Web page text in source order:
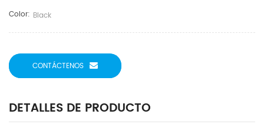
Color: Black
CONTÁCTENOS
DETALLES DE PRODUCTO